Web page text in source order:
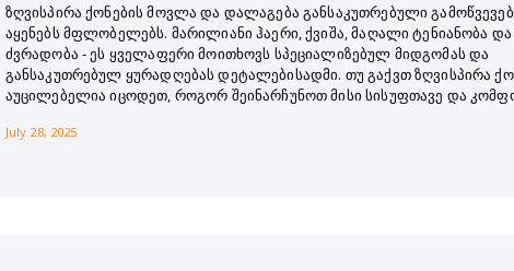
ზღვისპირა ქონების მოვლა და დალაგება განსაკუთრებული
აყენებს მფლობელებს. მარილიანი ჰაერი, ქვიშა, მაღალი ტენიანობა და
ძვრადობა - ეს ყველაფერი მოითხოვს სპეციალიზებულ მიდგომას და
განსაკუთრებულ ყურადღებას დეტალებისადმი. თუ გაქვთ ზღვისპირა
აუცილებელია იცოდეთ, როგორ შეინარჩუნოთ მისი სისუფთავე და
July 28, 2025